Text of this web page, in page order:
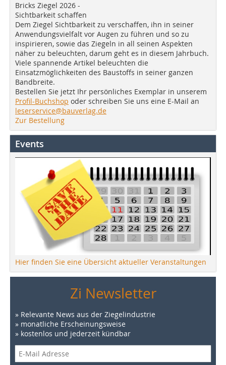
Bricks Ziegel 2026 -
Sichtbarkeit schaffen
Dem Ziegel Sichtbarkeit zu verschaffen, ihn in seiner
Anwendungsvielfalt vor Augen zu führen und so zu
inspirieren, sowie das Ziegeln in all seinen Aspekten
näher zu beleuchten, darum geht es in diesem Jahrbuch.
Viele spannende Artikel beleuchten die
Einsatzmöglichkeiten des Baustoffs in seiner ganzen
Bandbreite.
Bestellen Sie jetzt Ihr persönliches Exemplar in unserem
Profil-Buchshop oder schreiben Sie uns eine E-Mail an
leserservice@bauverlag.de
Zur Bestellung
Events
Hier finden Sie eine Übersicht aktueller Veranstaltungen
Zi Newsletter
» Relevante News aus der Ziegelindustrie
» monatliche Erscheinungsweise
» kostenlos und jederzeit kündbar